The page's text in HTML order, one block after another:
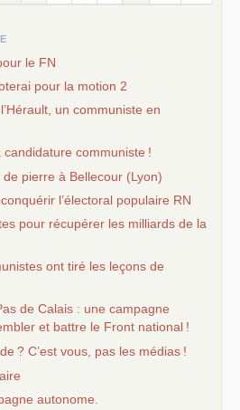
le FN
pour la motion 2
un communiste en
communiste !
pierre à Bellecour (Lyon)
l’électoral populaire RN
pour récupérer les milliards de la
ont tiré les leçons de
de Calais : une campagne
et battre le Front national !
? C’est vous, pas les médias !
autonome.